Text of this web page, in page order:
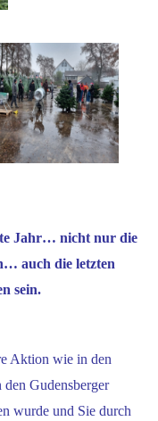
Jahr… nicht nur die
auch die letzten
sein.
Aktion wie in den
Gudensberger
wurde und Sie durch